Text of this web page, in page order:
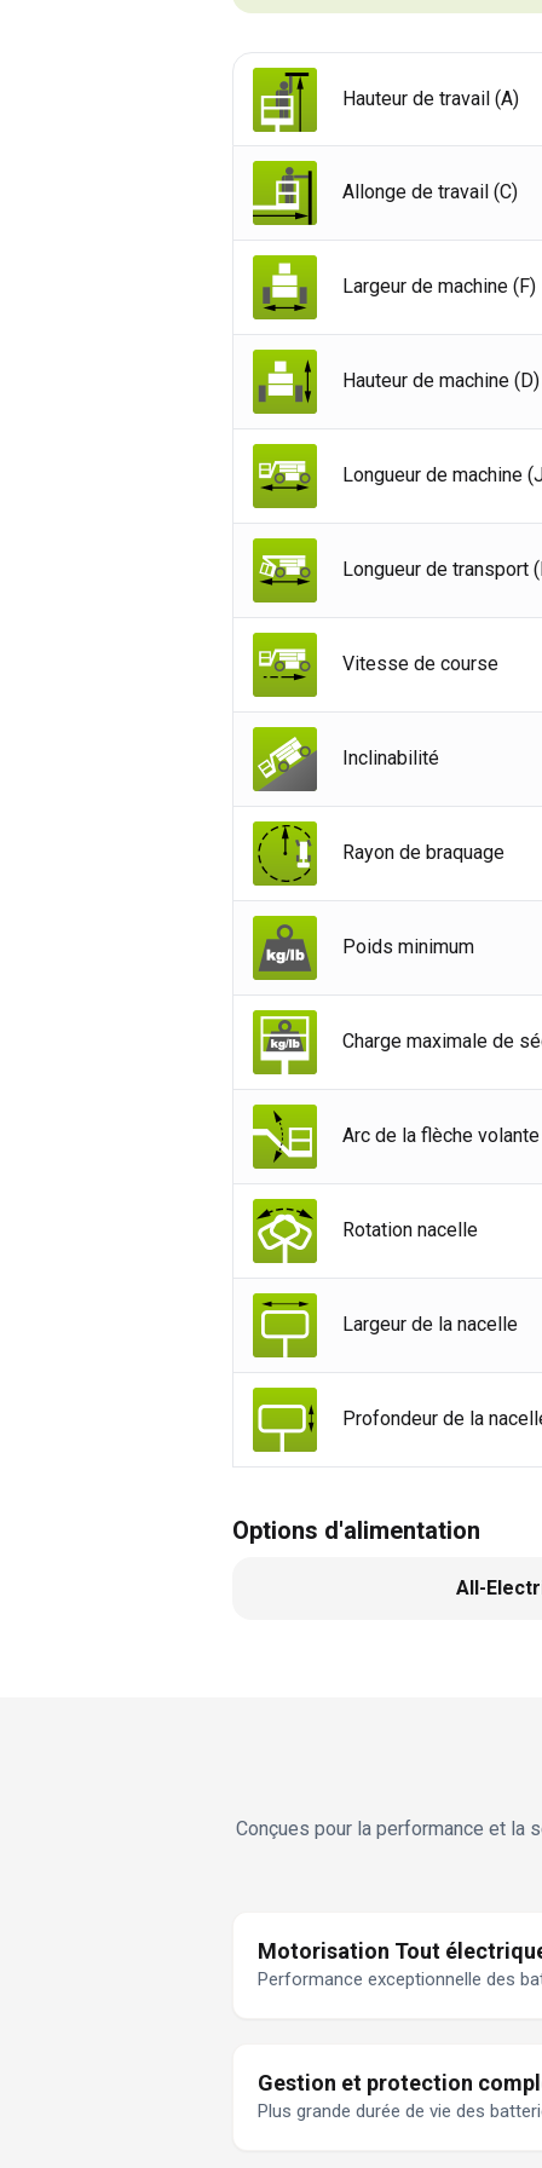
Hauteur de travail (A)
Allonge de travail (C)
Largeur de machine (F)
Hauteur de machine (D)
Longueur de machine
Longueur de transport
Vitesse de course
Inclinabilité
Rayon de braquage
Poids minimum
Charge maximale de
Arc de la flèche volante
Rotation nacelle
Largeur de la nacelle
Profondeur de la
Options d'alimentation
All-
Conçues pour la performance et la
Motorisation Tout
Performance exceptionnelle des
Gestion et protection
Plus grande durée de vie des